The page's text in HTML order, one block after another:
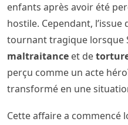
enfants après avoir été
hostile. Cependant,
tournant tragique lorsque
maltraitance et de
perçu comme un acte
transformé en une
Cette affaire a commencé